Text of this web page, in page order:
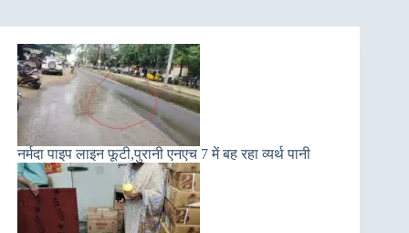
नर्मदा पाइप लाइन फूटी,पुरानी एनएच 7 में बह रहा व्यर्थ पानी